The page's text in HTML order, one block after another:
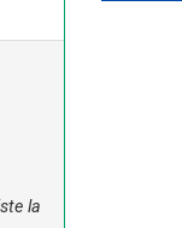
la